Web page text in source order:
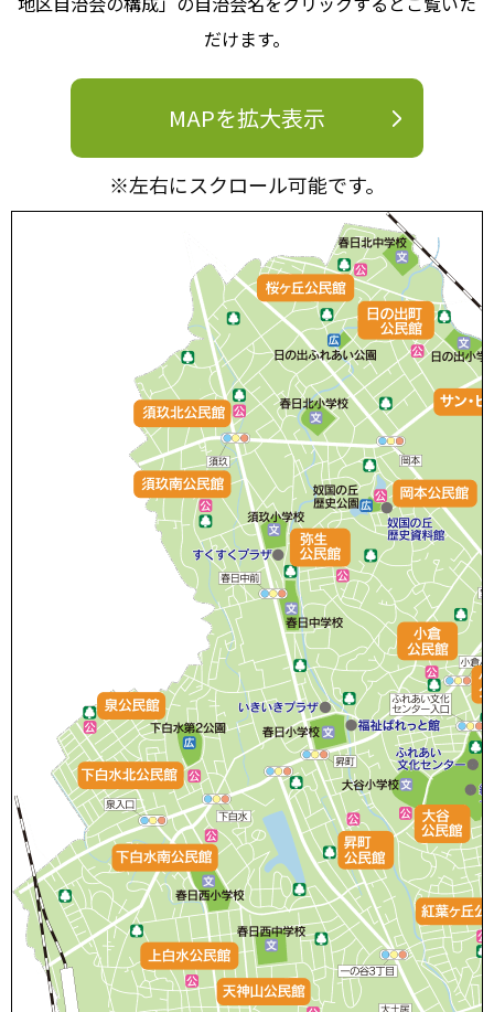
だけます。
MAPを拡大表示
※左右にスクロール可能です。